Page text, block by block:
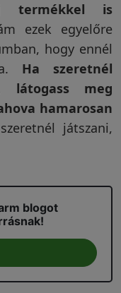
is
ezek egyelőre
hogy ennél
Ha szeretnél
látogass meg
hamarosan
játszani,
blogot